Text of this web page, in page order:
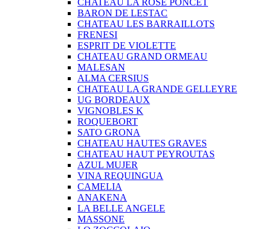
CHATEAU LA ROSE PONCET
BARON DE LESTAC
CHATEAU LES BARRAILLOTS
FRENESI
ESPRIT DE VIOLETTE
CHATEAU GRAND ORMEAU
MALESAN
ALMA CERSIUS
CHATEAU LA GRANDE GELLEYRE
UG BORDEAUX
VIGNOBLES K
ROQUEBORT
SATO GRONA
CHATEAU HAUTES GRAVES
CHATEAU HAUT PEYROUTAS
AZUL MUJER
VINA REQUINGUA
CAMELIA
ANAKENA
LA BELLE ANGELE
MASSONE